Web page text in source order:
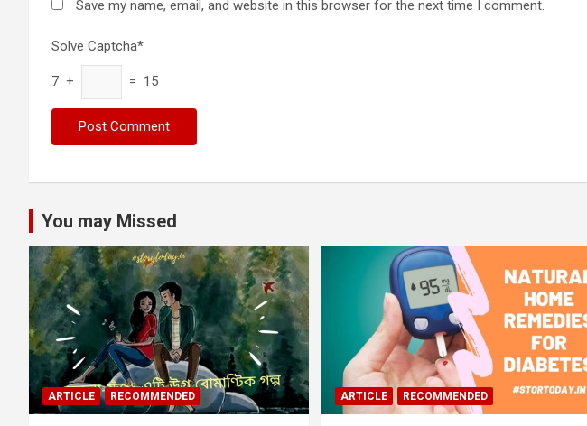
Save my name, email, and website in this browser for the next time I comment.
Solve Captcha*
7 + = 15
You may Missed
ARTICLE RECOMMENDED ARTICLE RECOMMENDED